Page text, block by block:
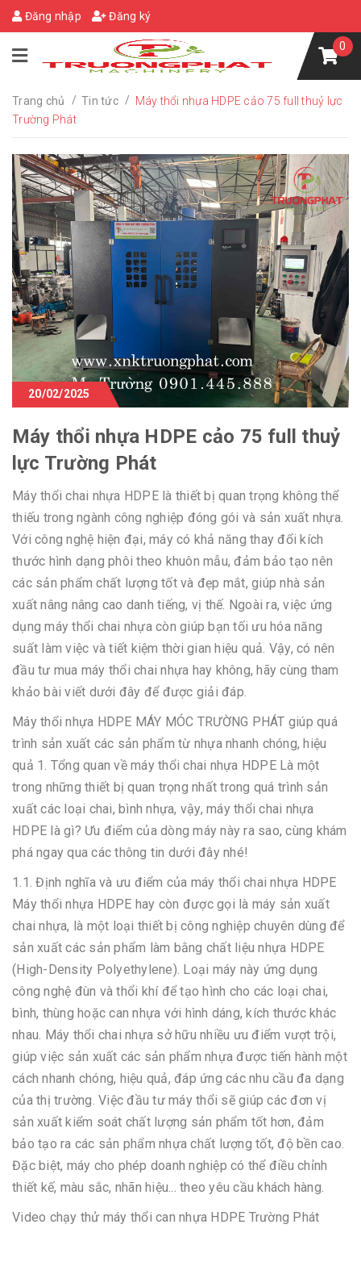
Đăng nhập Đăng ký
0
Trang chủ / Tin tức / Máy thổi nhựa HDPE cảo 75 full thuỷ lực
Trường Phát
20/02/2025
Máy thổi nhựa HDPE cảo 75 full thuỷ
lực Trường Phát
Máy thổi chai nhựa HDPE là thiết bị quan trọng không thể
thiếu trong ngành công nghiệp đóng gói và sản xuất nhựa.
Với công nghệ hiện đại, máy có khả năng thay đổi kích
thước hình dạng phôi theo khuôn mẫu, đảm bảo tạo nên
các sản phẩm chất lượng tốt và đẹp mắt, giúp nhà sản
xuất nâng nâng cao danh tiếng, vị thế. Ngoài ra, việc ứng
dụng máy thổi chai nhựa còn giúp bạn tối ưu hóa năng
suất làm việc và tiết kiệm thời gian hiệu quả. Vậy, có nên
đầu tư mua máy thổi chai nhựa hay không, hãy cùng tham
khảo bài viết dưới đây để được giải đáp.
Máy thổi nhựa HDPE MÁY MÓC TRƯỜNG PHÁT giúp quá
trình sản xuất các sản phẩm từ nhựa nhanh chóng, hiệu
quả 1. Tổng quan về máy thổi chai nhựa HDPE Là một
trong những thiết bị quan trọng nhất trong quá trình sản
xuất các loại chai, bình nhựa, vậy, máy thổi chai nhựa
HDPE là gì? Ưu điểm của dòng máy này ra sao, cùng khám
phá ngay qua các thông tin dưới đây nhé!
1.1. Định nghĩa và ưu điểm của máy thổi chai nhựa HDPE
Máy thổi nhựa HDPE hay còn được gọi là máy sản xuất
chai nhựa, là một loại thiết bị công nghiệp chuyên dùng để
sản xuất các sản phẩm làm bằng chất liệu nhựa HDPE
(High-Density Polyethylene). Loại máy này ứng dụng
công nghệ đùn và thổi khí để tạo hình cho các loại chai,
bình, thùng hoặc can nhựa với hình dáng, kích thước khác
nhau. Máy thổi chai nhựa sở hữu nhiều ưu điểm vượt trội,
giúp việc sản xuất các sản phẩm nhựa được tiến hành một
cách nhanh chóng, hiệu quả, đáp ứng các nhu cầu đa dạng
của thị trường. Việc đầu tư máy thổi sẽ giúp các đơn vị
sản xuất kiểm soát chất lượng sản phẩm tốt hơn, đảm
bảo tạo ra các sản phẩm nhựa chất lượng tốt, độ bền cao.
Đặc biệt, máy cho phép doanh nghiệp có thể điều chỉnh
thiết kế, màu sắc, nhãn hiệu... theo yêu cầu khách hàng.
Video chạy thử máy thổi can nhựa HDPE Trường Phát